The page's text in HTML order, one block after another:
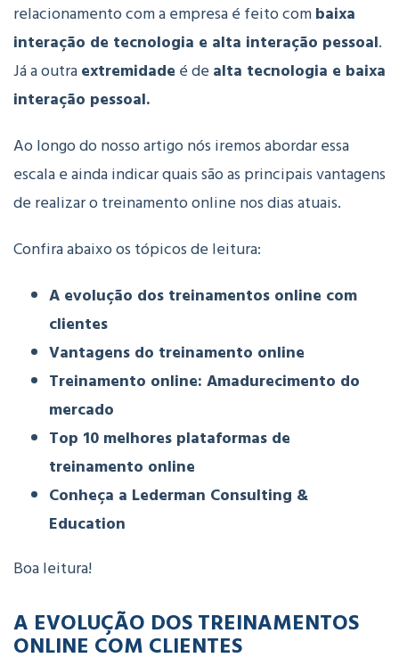
relacionamento com a empresa é feito combaixa
interação de tecnologia e alta interação pessoal.
Já a outraextremidade é de alta tecnologia e baixa
interação pessoal.
Ao longo do nosso artigo nós iremos abordar essa
escala e ainda indicar quais são as principais vantagens
de realizar o treinamento online nos dias atuais.
Confira abaixo os tópicos de leitura:
A evolução dos treinamentos online com
clientes
Vantagens do treinamento online
Treinamento online: Amadurecimento do
mercado
Top 10 melhores plataformas de
treinamento online
Conheça a Lederman Consulting &
Education
Boa leitura!
A EVOLUÇÃO DOS TREINAMENTOS
ONLINE COM CLIENTES